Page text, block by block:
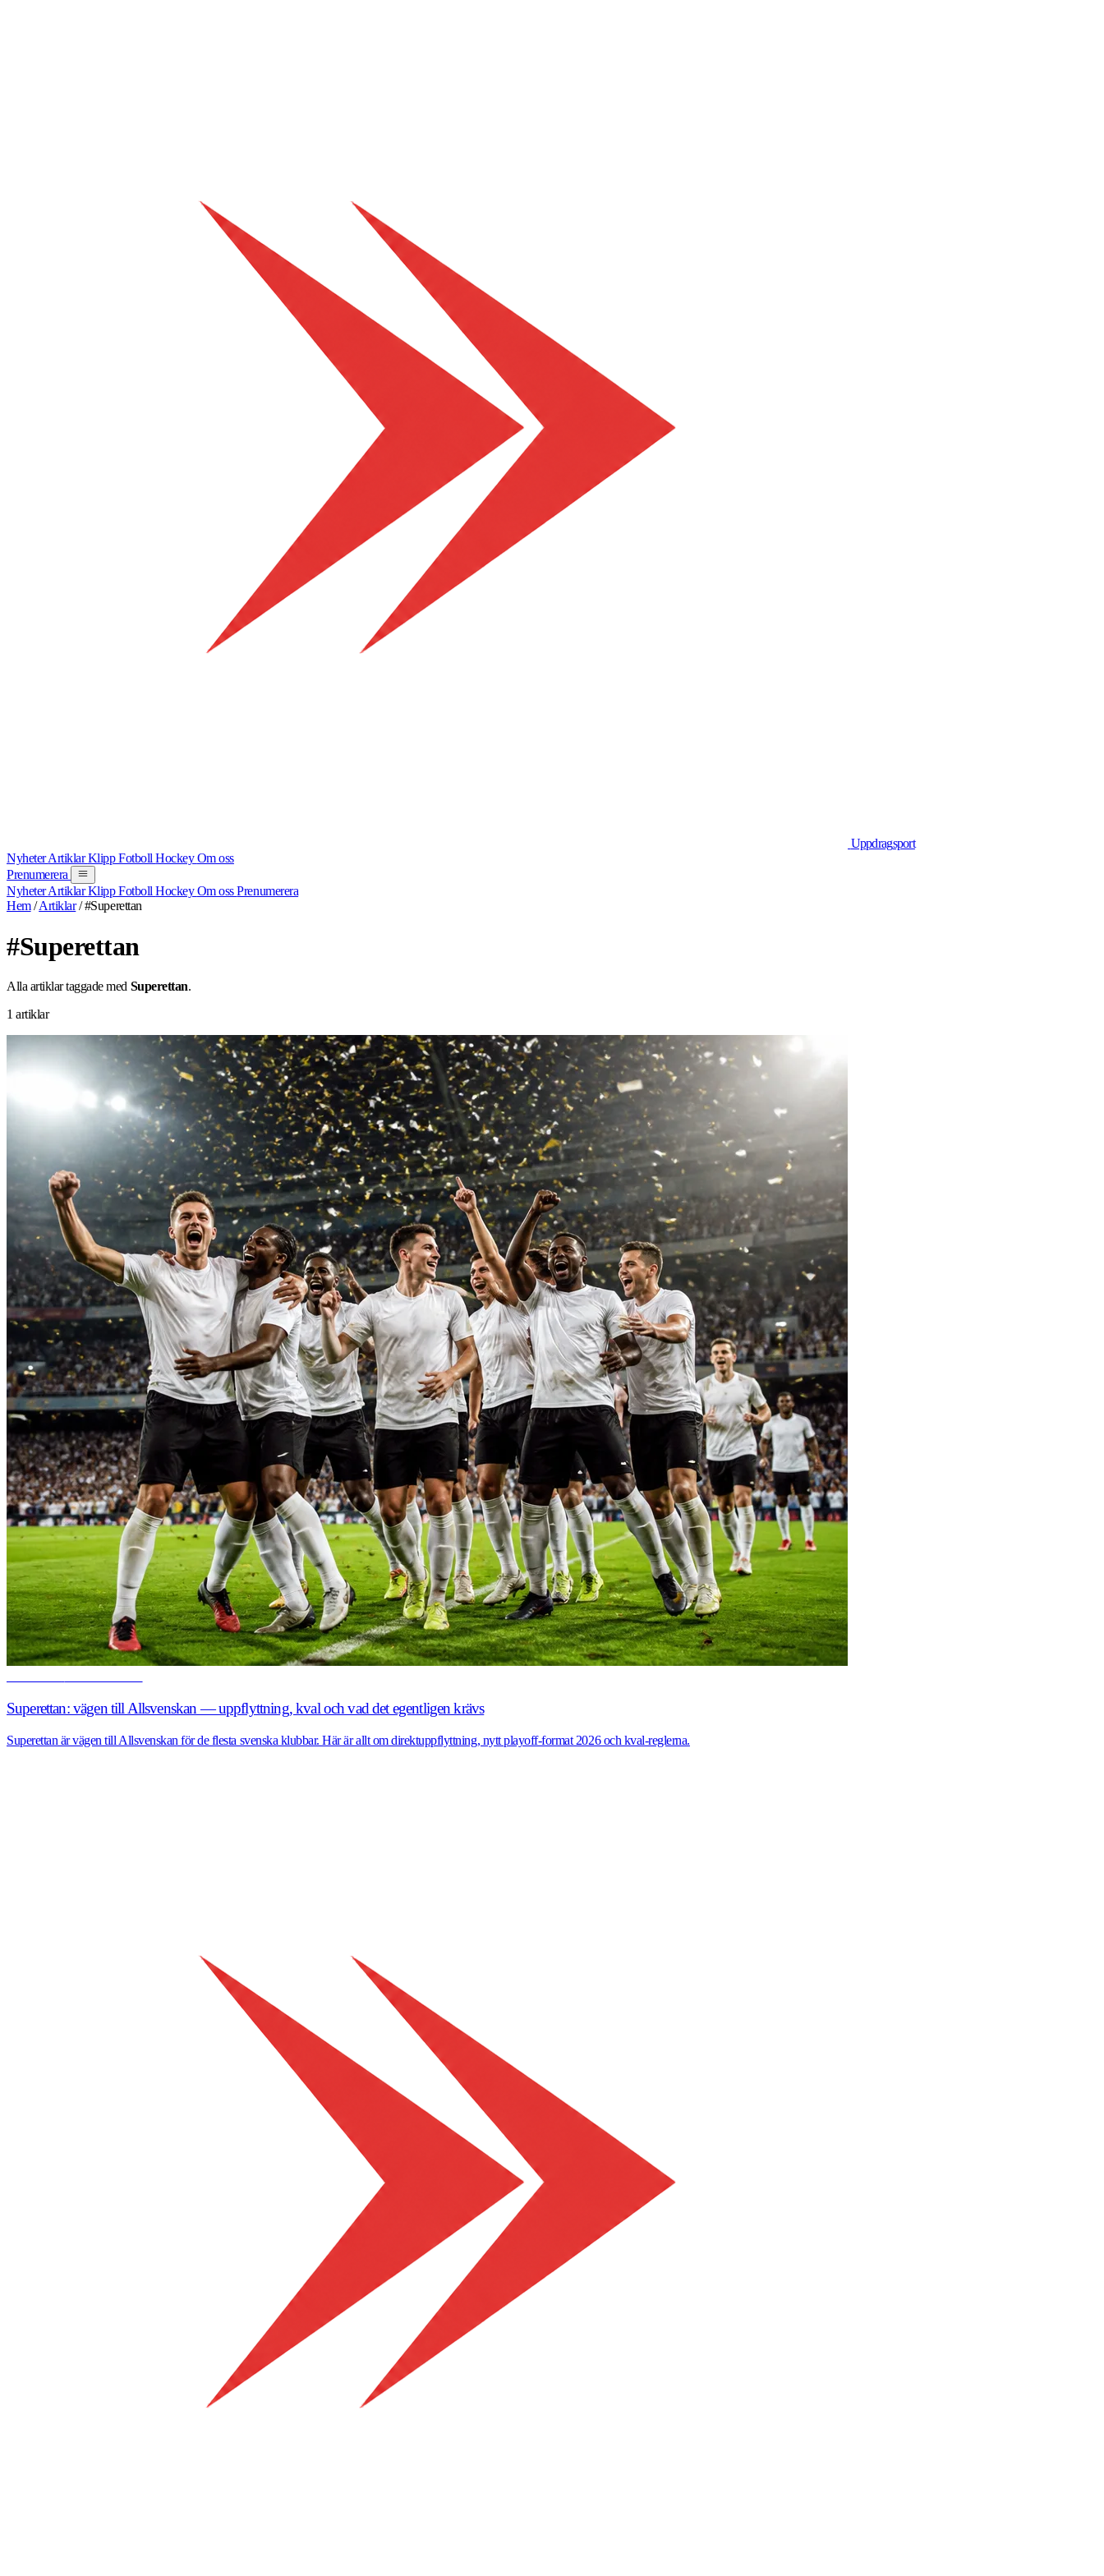
Uppdragsport
NyheterArtiklarKlippFotbollHockeyOm oss
Prenumerera
NyheterArtiklarKlippFotbollHockeyOm ossPrenumerera
Hem /Artiklar / #Superettan
#Superettan
Alla artiklar taggade med Superettan.
1 artiklar
Superettan: vägen till Allsvenskan — uppflyttning, kval och vad det egentligen krävs
Superettan är vägen till Allsvenskan för de flesta svenska klubbar. Här är allt om direktuppflyttning, nytt playoff-format 2026 och kval-reglerna.